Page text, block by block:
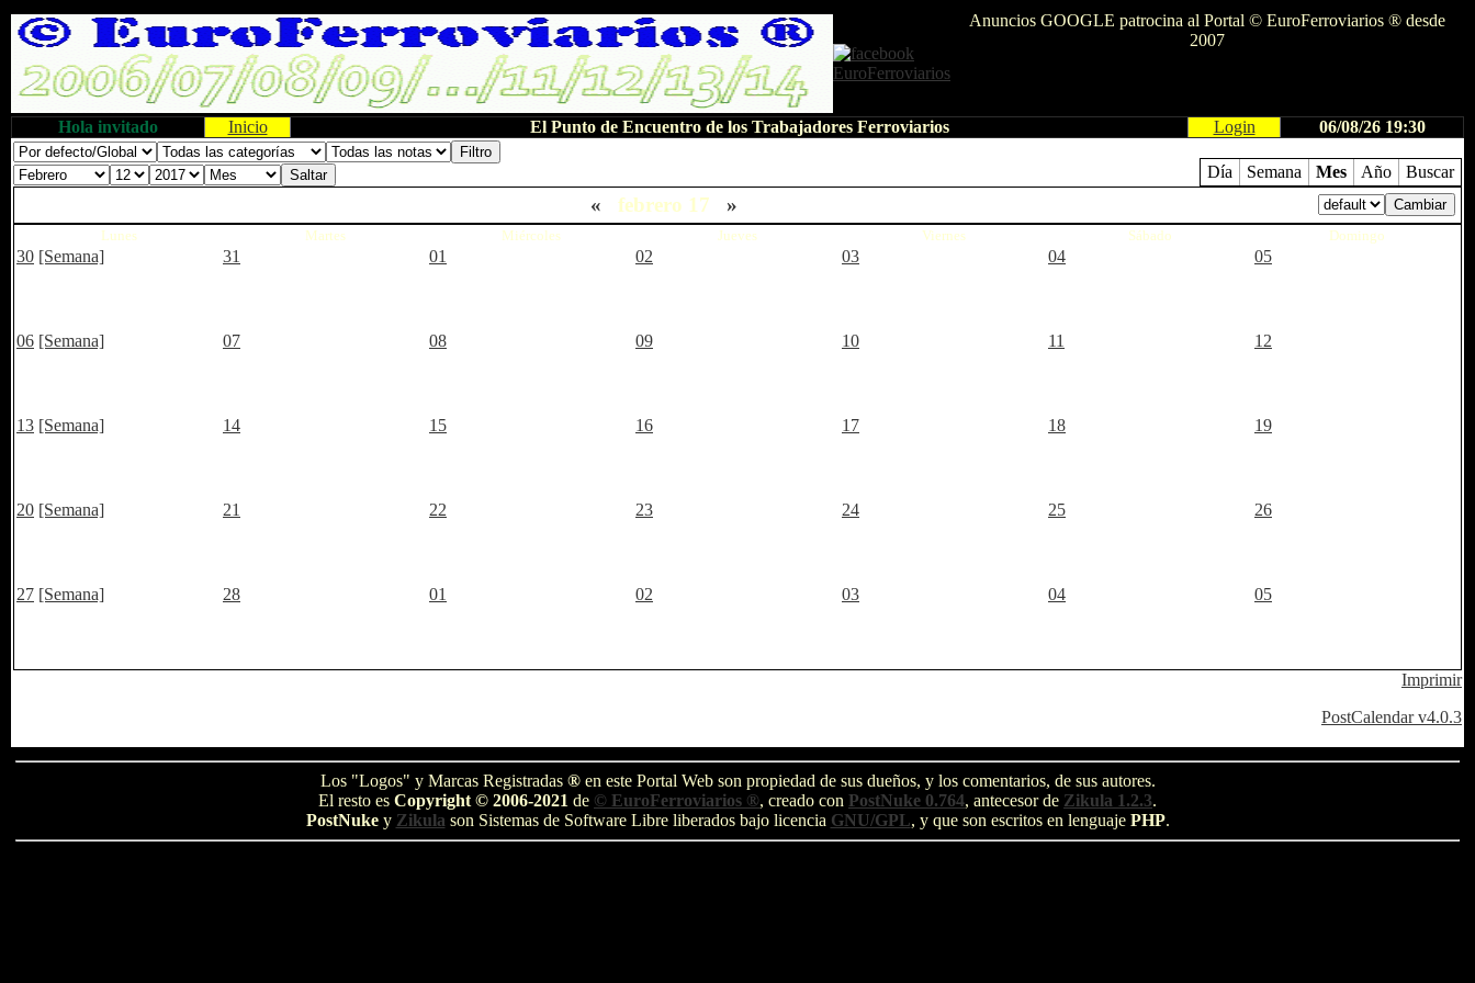
Anuncios GOOGLE patrocina al Portal © EuroFerroviarios ® desde
2007
Hola invitado Inicio El Punto de Encuentro de los Trabajadores Ferroviarios Login 06/08/26 19:30
Día Semana Mes Año Buscar
« febrero 17 »
Lunes Martes Miércoles Jueves Viernes Sábado Domingo
30 [Semana] 31 01 02 03 04 05
06 [Semana] 07 08 09 10 11 12
13 [Semana] 14 15 16 17 18 19
20 [Semana] 21 22 23 24 25 26
27 [Semana] 28 01 02 03 04 05
Imprimir
PostCalendar v4.0.3
Los "Logos" y Marcas Registradas ®en este Portal Web son propiedad de sus dueños, y los comentarios, de sus autores.
El resto es Copyright © 2006-2021 de © EuroFerroviarios ®, creado con PostNuke 0.764, antecesor de Zikula 1.2.3.
PostNukey Zikula son Sistemas de Software Libre liberados bajo licencia GNU/GPL, y que son escritos en lenguaje PHP.